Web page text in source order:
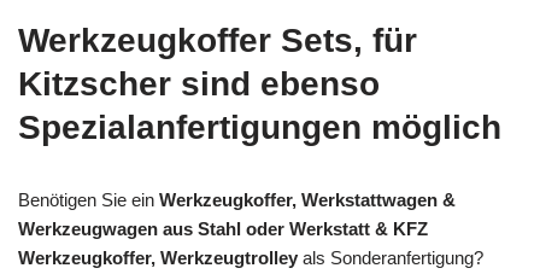
Werkzeugkoffer Sets, für
Kitzscher sind ebenso
Spezialanfertigungen möglich
Benötigen Sie ein Werkzeugkoffer, Werkstattwagen &
Werkzeugwagen aus Stahl oder Werkstatt & KFZ
Werkzeugkoffer, Werkzeugtrolley als Sonderanfertigung?